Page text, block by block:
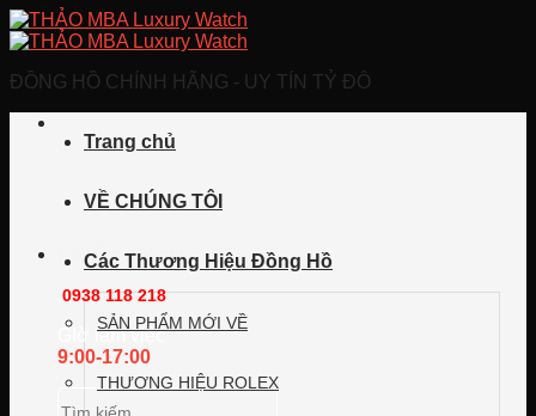
Skip
to
ĐỒNG HỒ CHÍNH HÃNG - UY TÍN TỶ ĐÔ
Call/Zalo/Viber
0938 118 218
GIờ làm việc
9:00-17:00
Trang chủ
VỀ CHÚNG TÔI
Các Thương Hiệu Đồng Hồ
SẢN PHẨM MỚI VỀ
THƯƠNG HIỆU ROLEX